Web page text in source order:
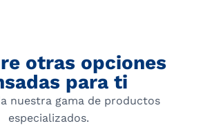
otras opciones
para ti
nuestra gama de productos
especializados.